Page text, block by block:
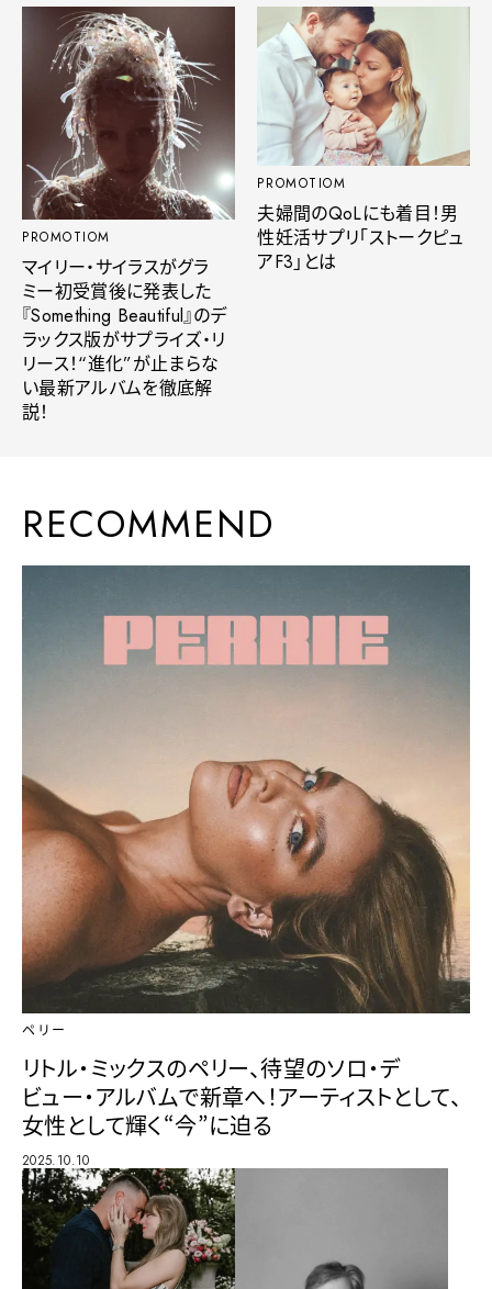
PROMOTIOM
マイリー・サイラスがグラ
ミー初受賞後に発表した
『Something Beautiful』のデ
ラックス版がサプライズ・リ
リース！“進化”が止まらな
い最新アルバムを徹底解
説！
PROMOTIOM
夫婦間のQoLにも着目！男
性妊活サプリ「ストークピュ
アF3」とは
RECOMMEND
ペリー
リトル・ミックスのペリー、待望のソロ・デ
ビュー・アルバムで新章へ！アーティストとして、
女性として輝く“今”に迫る
2025.10.10